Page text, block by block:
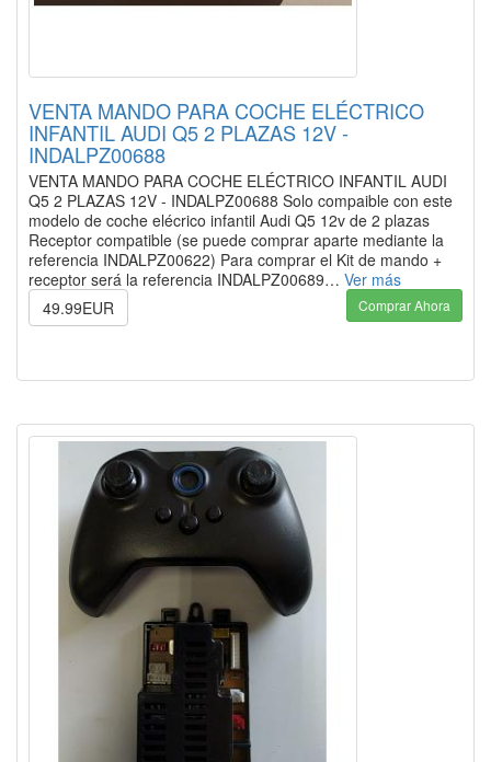
VENTA MANDO PARA COCHE ELÉCTRICO
INFANTIL AUDI Q5 2 PLAZAS 12V -
INDALPZ00688
VENTA MANDO PARA COCHE ELÉCTRICO INFANTIL AUDI
Q5 2 PLAZAS 12V - INDALPZ00688 Solo compaible con este
modelo de coche elécrico infantil Audi Q5 12v de 2 plazas
Receptor compatible (se puede comprar aparte mediante la
referencia INDALPZ00622) Para comprar el Kit de mando +
receptor será la referencia INDALPZ00689… Ver más
49.99EUR
Comprar Ahora